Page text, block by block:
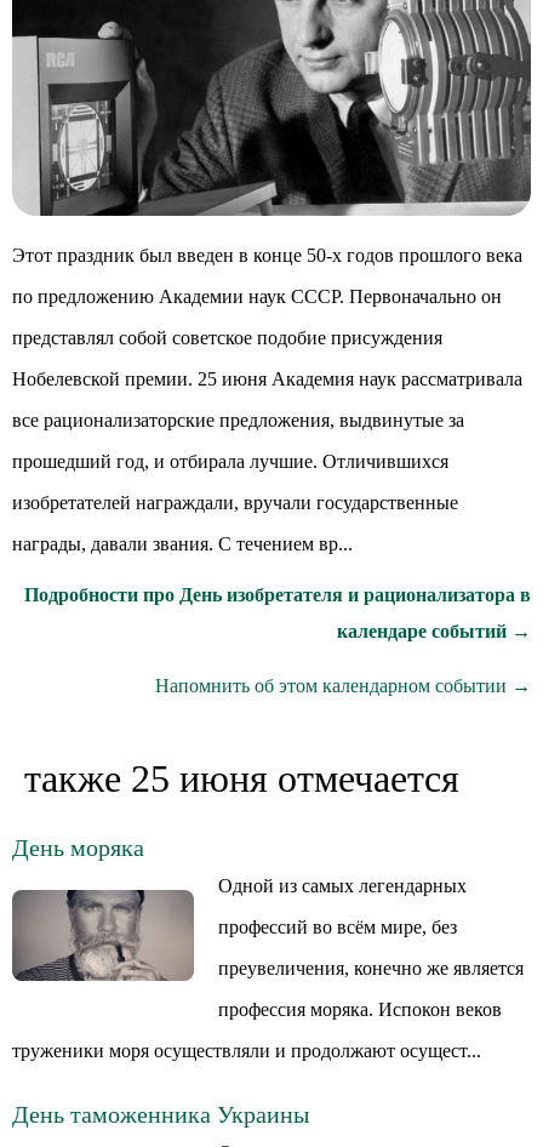
Этот праздник был введен в конце 50-х годов прошлого века
по предложению Академии наук СССР. Первоначально он
представлял собой советское подобие присуждения
Нобелевской премии. 25 июня Академия наук рассматривала
все рационализаторские предложения, выдвинутые за
прошедший год, и отбирала лучшие. Отличившихся
изобретателей награждали, вручали государственные
награды, давали звания. С течением вр...
Подробности про День изобретателя и рационализатора в
календаре событий →
Напомнить об этом календарном событии →
также 25 июня отмечается
День моряка
Одной из самых легендарных
профессий во всём мире, без
преувеличения, конечно же является
профессия моряка. Испокон веков
труженики моря осуществляли и продолжают осущест...
День таможенника Украины